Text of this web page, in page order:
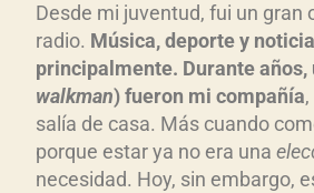
Desde mi juventud, fui un gran
radio. Música, deporte y
principalmente. Durante años,
walkman) fueron mi compañía
salía de casa. Más cuando
porque estar ya no era una
necesidad. Hoy, sin embargo,